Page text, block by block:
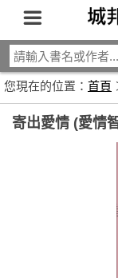
您現在的位置： 首頁
寄出愛情 (愛情